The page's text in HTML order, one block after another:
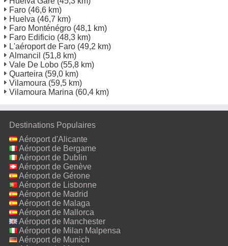
Faro (46,6 km)
Huelva (46,7 km)
Faro Monténégro (48,1 km)
Faro Edificio (48,3 km)
L'aéroport de Faro (49,2 km)
Almancil (51,8 km)
Vale De Lobo (55,8 km)
Quarteira (59,0 km)
Vilamoura (59,5 km)
Vilamoura Marina (60,4 km)
Destinations Populaires
Aéroport d'Alicante
Aéroport de Bergame
Aéroport de Dublin
Aéroport de Genève
Aéroport de Gérone
Aéroport de Lisbonne
Aéroport de Madrid
Aéroport de Malaga
Aéroport de Mallorca
Aéroport de Manchester
Aéroport de Milan Malpensa
Aéroport de Munich